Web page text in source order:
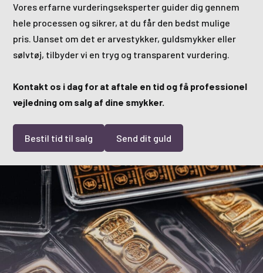
Vores erfarne vurderingseksperter guider dig gennem
hele processen og sikrer, at du får den bedst mulige
pris. Uanset om det er arvestykker, guldsmykker eller
sølvtøj, tilbyder vi en tryg og transparent vurdering.
Kontakt os i dag for at aftale en tid og få professionel
vejledning om salg af dine smykker.
Bestil tid til salg Send dit guld